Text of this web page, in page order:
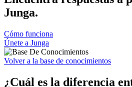
Junga.
Cómo funciona
Únete a Junga
Volver a la base de conocimientos
¿Cuál es la diferencia